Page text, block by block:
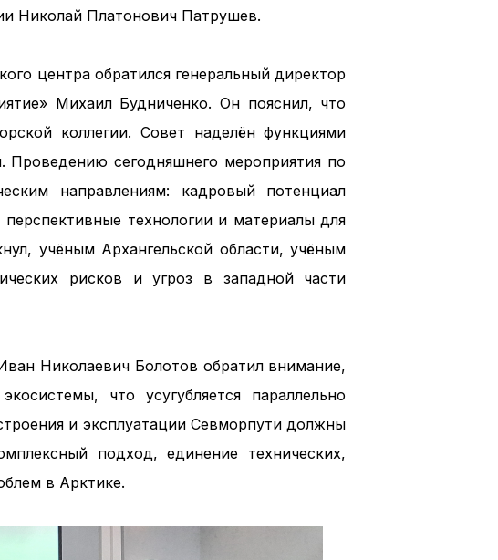
Николай Платонович Патрушев.
центра обратился генеральный директор
Михаил Будниченко. Он пояснил, что
коллегии. Совет наделён функциями
Проведению сегодняшнего мероприятия по
направлениям: кадровый потенциал
технологии и материалы для
учёным Архангельской области, учёным
рисков и угроз в западной части
Николаевич Болотов обратил внимание,
что усугубляется параллельно
и эксплуатации Севморпути должны
подход, единение технических,
в Арктике.